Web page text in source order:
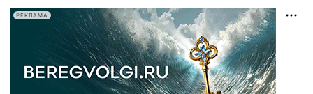
РЕКЛАМА